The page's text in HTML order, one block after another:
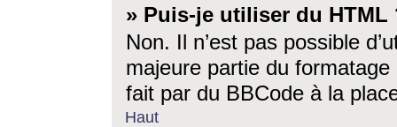
» Puis-je utiliser du HTML
Non. Il n’est pas possible
majeure partie du
fait par du BBCode à la
Haut